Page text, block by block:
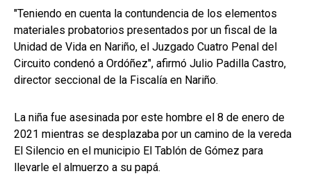
"Teniendo en cuenta la contundencia de los elementos
materiales probatorios presentados por un fiscal de la
Unidad de Vida en Nariño, el Juzgado Cuatro Penal del
Circuito condenó a Ordóñez", afirmó Julio Padilla Castro,
director seccional de la Fiscalía en Nariño.
La niña fue asesinada por este hombre el 8 de enero de
2021 mientras se desplazaba por un camino de la vereda
El Silencio en el municipio El Tablón de Gómez para
llevarle el almuerzo a su papá.